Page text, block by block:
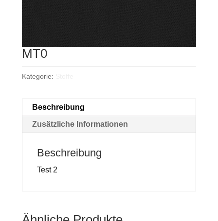
MT0
Kategorie:
Beschreibung
Zusätzliche Informationen
Beschreibung
Test 2